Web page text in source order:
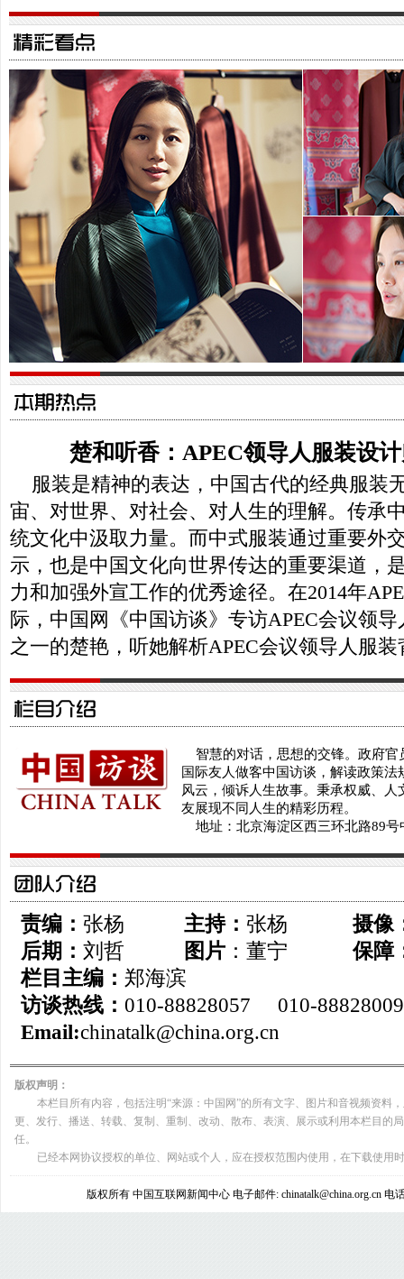
楚艳：APEC会议领导人服装设计的总体指导思想
中西合璧、古为今用、和而不同、着眼未来。
楚艳：我们需
神韵的
楚艳：中国人
楚和听香：APEC领导人服装设
服装是精神的表达，中国古代的经典服装
宙、对世界、对社会、对人生的理解。传承
统文化中汲取力量。而中式服装通过重要外
示，也是中国文化向世界传达的重要渠道，
力和加强外宣工作的优秀途径。在2014年
际，中国网《中国访谈》专访APEC会议领
之一的楚艳，听她解析APEC会议领导人服
智慧的对话，思想的交锋。政府官
国际友人做客中国访谈，解读政策
风云，倾诉人生故事。秉承权威、
友展现不同人生的精彩历程。
地址：北京海淀区西三环北路89号
责编： 张杨 主持： 张杨 摄像
后期： 刘哲 图片 ：董宁保障
栏目主编： 郑海滨
访谈热线： 010-88828057 010-88828009
Email:chinatalk@china.org.cn
版权声明：
本栏目所有内容，包括注明“来源：中国网”的所有文字、图片和音视频资
更、发行、播送、转载、复制、重制、改动、散布、表演、展示或利用本栏目
任。
已经本网协议授权的单位、网站或个人，应在授权范围内使用，在下载使用
版权所有 中国互联网新闻中心 电子邮件: chinatalk@china.org.cn